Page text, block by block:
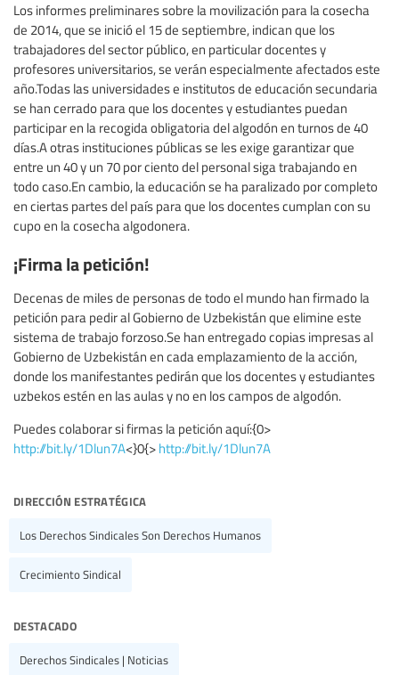
Los informes preliminares sobre la movilización para la cosecha
de 2014, que se inició el 15 de septiembre, indican que los
trabajadores del sector público, en particular docentes y
profesores universitarios, se verán especialmente afectados este
año.Todas las universidades e institutos de educación secundaria
se han cerrado para que los docentes y estudiantes puedan
participar en la recogida obligatoria del algodón en turnos de 40
días.A otras instituciones públicas se les exige garantizar que
entre un 40 y un 70 por ciento del personal siga trabajando en
todo caso.En cambio, la educación se ha paralizado por completo
en ciertas partes del país para que los docentes cumplan con su
cupo en la cosecha algodonera.
¡Firma la petición!
Decenas de miles de personas de todo el mundo han firmado la
petición para pedir al Gobierno de Uzbekistán que elimine este
sistema de trabajo forzoso.Se han entregado copias impresas al
Gobierno de Uzbekistán en cada emplazamiento de la acción,
donde los manifestantes pedirán que los docentes y estudiantes
uzbekos estén en las aulas y no en los campos de algodón.
Puedes colaborar si firmas la petición aquí:{0>
http://bit.ly/1Dlun7A<}0{> http://bit.ly/1Dlun7A
dirección estratégica
Los Derechos Sindicales Son Derechos Humanos
Crecimiento Sindical
destacado
Derechos Sindicales | Noticias